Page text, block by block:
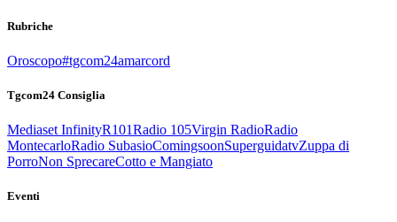
Rubriche
Oroscopo#tgcom24amarcord
Tgcom24 Consiglia
Mediaset InfinityR101Radio 105Virgin RadioRadio
MontecarloRadio SubasioComingsoonSuperguidatvZuppa di
PorroNon SprecareCotto e Mangiato
Eventi